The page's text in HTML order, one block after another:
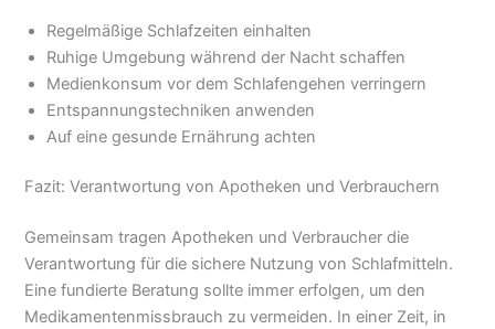
Regelmäßige Schlafzeiten einhalten
Ruhige Umgebung während der Nacht schaffen
Medienkonsum vor dem Schlafengehen verringern
Entspannungstechniken anwenden
Auf eine gesunde Ernährung achten
Fazit: Verantwortung von Apotheken und Verbrauchern
Gemeinsam tragen Apotheken und Verbraucher die
Verantwortung für die sichere Nutzung von Schlafmitteln.
Eine fundierte Beratung sollte immer erfolgen, um den
Medikamentenmissbrauch zu vermeiden. In einer Zeit, in